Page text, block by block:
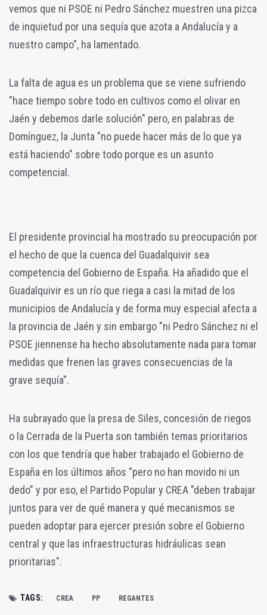
vemos que ni PSOE ni Pedro Sánchez muestren una pizca
de inquietud por una sequía que azota a Andalucía y a
nuestro campo", ha lamentado.
La falta de agua es un problema que se viene sufriendo
"hace tiempo sobre todo en cultivos como el olivar en
Jaén y debemos darle solución" pero, en palabras de
Domínguez, la Junta "no puede hacer más de lo que ya
está haciendo" sobre todo porque es un asunto
competencial.
El presidente provincial ha mostrado su preocupación por
el hecho de que la cuenca del Guadalquivir sea
competencia del Gobierno de España. Ha añadido que el
Guadalquivir es un río que riega a casi la mitad de los
municipios de Andalucía y de forma muy especial afecta a
la provincia de Jaén y sin embargo "ni Pedro Sánchez ni el
PSOE jiennense ha hecho absolutamente nada para tomar
medidas que frenen las graves consecuencias de la
grave sequía".
Ha subrayado que la presa de Siles, concesión de riegos
o la Cerrada de la Puerta son también temas prioritarios
con los que tendría que haber trabajado el Gobierno de
España en los últimos años "pero no han movido ni un
dedo" y por eso, el Partido Popular y CREA "deben trabajar
juntos para ver de qué manera y qué mecanismos se
pueden adoptar para ejercer presión sobre el Gobierno
central y que las infraestructuras hidráulicas sean
prioritarias".
TAGS: CREA PP REGANTES